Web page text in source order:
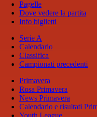
Pagelle
Dove vedere la partita
Info biglietti
Serie A
Calendario
Classifica
Campionati precedenti
Primavera
Rosa Primavera
News Primavera
Calendario e risultati